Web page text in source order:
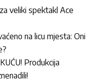
veliki spektakl Ace
na licu mjesta: Oni
Produkcija